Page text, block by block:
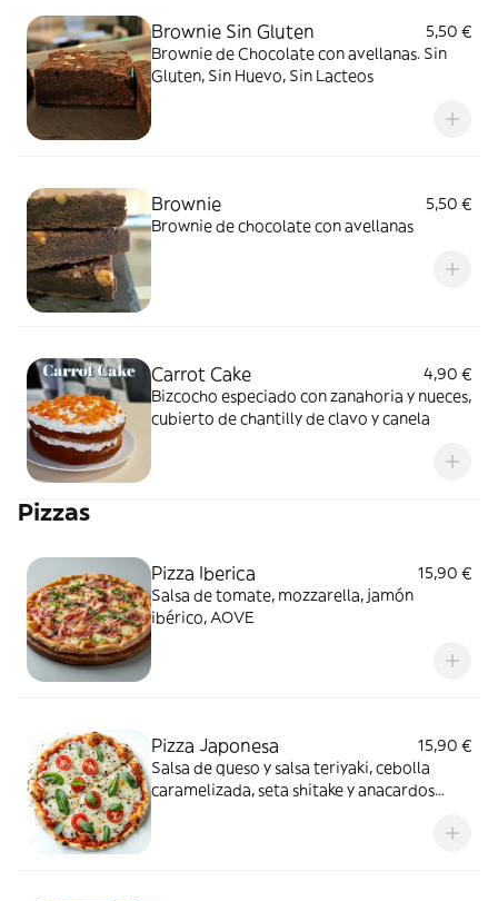
Brownie Sin Gluten
5,50 €
Brownie de Chocolate con avellanas. Sin
Gluten, Sin Huevo, Sin Lacteos
Brownie
5,50 €
Brownie de chocolate con avellanas
Carrot Cake
4,90 €
Bizcocho especiado con zanahoria y nueces,
cubierto de chantilly de clavo y canela
Pizzas
Pizza Iberica
15,90 €
Salsa de tomate, mozzarella, jamón
ibérico, AOVE
Pizza Japonesa
15,90 €
Salsa de queso y salsa teriyaki, cebolla
caramelizada, seta shitake y anacardos